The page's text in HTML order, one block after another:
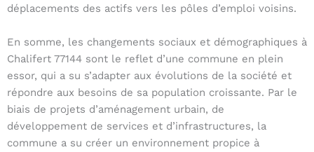
déplacements des actifs vers les pôles d’emploi voisins.
En somme, les changements sociaux et démographiques à
Chalifert 77144 sont le reflet d’une commune en plein
essor, qui a su s’adapter aux évolutions de la société et
répondre aux besoins de sa population croissante. Par le
biais de projets d’aménagement urbain, de
développement de services et d’infrastructures, la
commune a su créer un environnement propice à